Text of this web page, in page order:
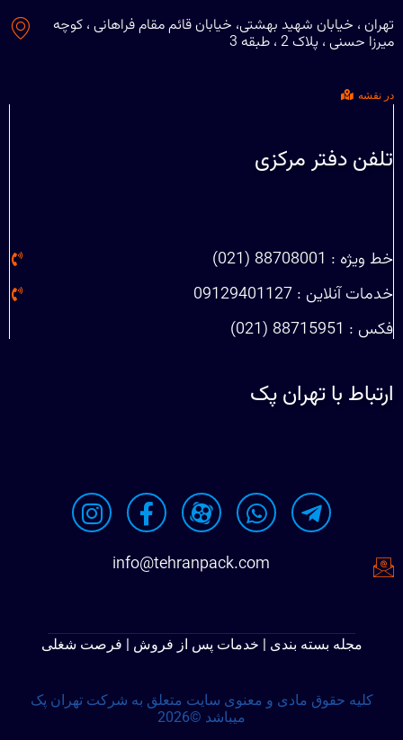
تهران ، خیابان شهید بهشتی، خیابان قائم مقام فراهانی ، کوچه
میرزا حسنی ، پلاک 2 ، طبقه 3
در نقشه
تلفن دفتر مرکزی
خط ویژه : 88708001 (021)
خدمات آنلاین : 09129401127
فکس : 88715951 (021)
ارتباط با تهران پک
info@tehranpack.com
مجله بسته بندی | خدمات پس از فروش | فرصت شغلی
کلیه حقوق مادی و معنوی سایت متعلق به شرکت تهران پک
میباشد ©2026